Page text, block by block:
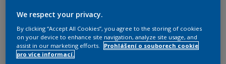
Najít výrobek v tomto odstínu
We respect your privacy.
By clicking “Accept All Cookies”, you agree to the storing of cookies
on your device to enhance site navigation, analyze site usage, and
assist in our marketing efforts.
Prohlášení o souborech cookie
pro více informací.